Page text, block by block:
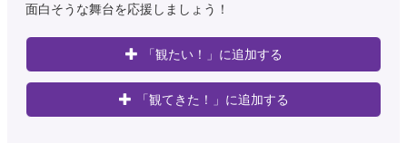
面白そうな舞台を応援しましょう！
「観たい！」に追加する
「観てきた！」に追加する